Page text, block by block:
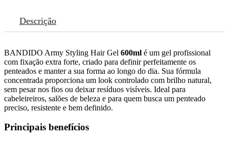
Descrição
BANDIDO Army Styling Hair Gel 600ml é um gel profissional
com fixação extra forte, criado para definir perfeitamente os
penteados e manter a sua forma ao longo do dia. Sua fórmula
concentrada proporciona um look controlado com brilho natural,
sem pesar nos fios ou deixar resíduos visíveis. Ideal para
cabeleireiros, salões de beleza e para quem busca um penteado
preciso, resistente e bem definido.
Principais benefícios